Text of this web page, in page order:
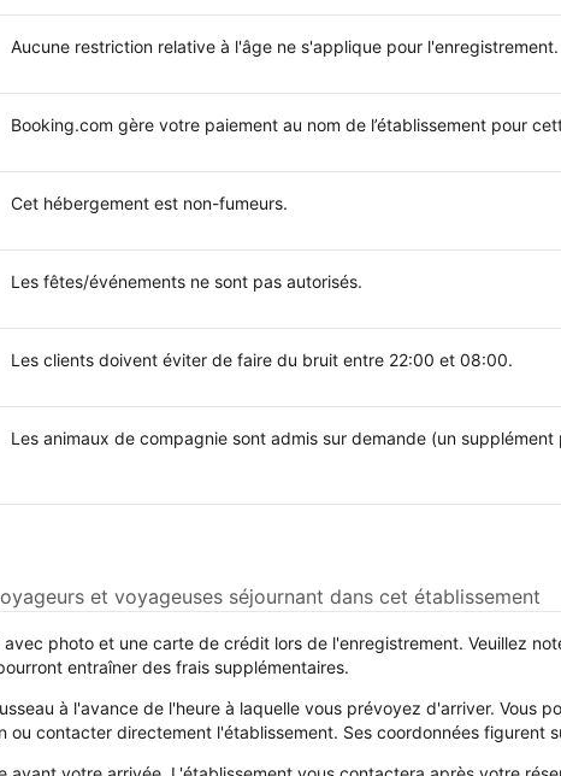
Aucune restriction relative à l'âge ne s'applique pour l'enregistrement.
Booking.com gère votre paiement au nom de l’établissement pour
Cet hébergement est non-fumeurs.
Les fêtes/événements ne sont pas autorisés.
Les clients doivent éviter de faire du bruit entre 22:00 et 08:00.
Les animaux de compagnie sont admis sur demande (un
et voyageuses séjournant dans cet établissement
photo et une carte de crédit lors de l'enregistrement. Veuillez
entraîner des frais supplémentaires.
à l'avance de l'heure à laquelle vous prévoyez d'arriver. Vous
ou contacter directement l'établissement. Ses coordonnées figurent